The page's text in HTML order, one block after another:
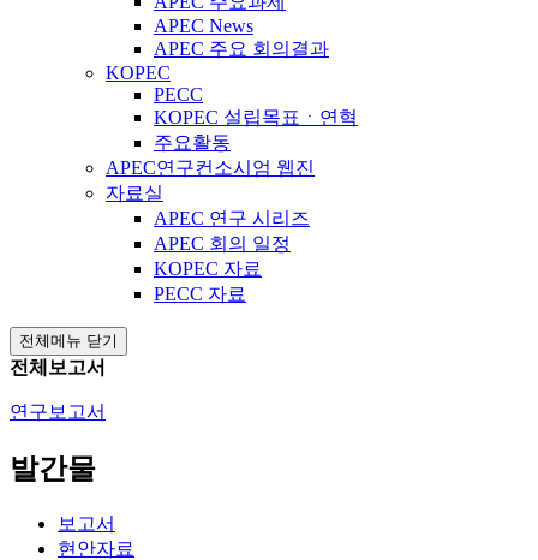
APEC News
APEC 주요 회의결과
KOPEC
PECC
KOPEC 설립목표ㆍ연혁
주요활동
APEC연구컨소시엄 웹진
자료실
APEC 연구 시리즈
APEC 회의 일정
KOPEC 자료
PECC 자료
전체메뉴 닫기
전체보고서
연구보고서
발간물
보고서
현안자료